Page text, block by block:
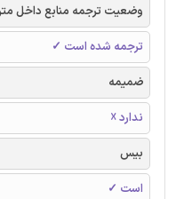
وضعیت ترجمه منابع داخل
ترجمه شده است ✓
ضمیمه
ندارد ☓
بیس
است ✓